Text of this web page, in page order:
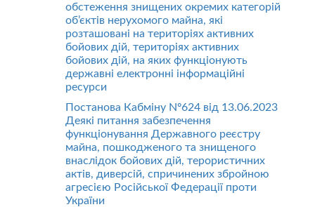
обстеження знищених окремих категорій
об’єктів нерухомого майна, які
розташовані на територіях активних
бойових дій, територіях активних
бойових дій, на яких функціонують
державні електронні інформаційні
ресурси
Постанова Кабміну Nº624 від 13.06.2023
Деякі питання забезпечення
функціонування Державного реєстру
майна, пошкодженого та знищеного
внаслідок бойових дій, терористичних
актів, диверсій, спричинених збройною
агресією Російської Федерації проти
України